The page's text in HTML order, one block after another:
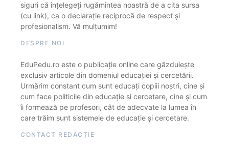
siguri că înțelegeți rugămintea noastră de a cita sursa
(cu link), ca o declarație reciprocă de respect și
profesionalism. Vă mulțumim!
DESPRE NOI
EduPedu.ro este o publicație online care găzduiește
exclusiv articole din domeniul educației și cercetării.
Urmărim constant cum sunt educați copiii noștri, cine și
cum face politicile din educație și cercetare, cine și cum
îi formează pe profesori, cât de adecvate la lumea în
care trăim sunt sistemele de educație și cercetare.
CONTACT REDACȚIE